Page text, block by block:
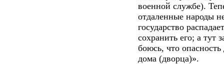
военной службе).
отдаленные народы
государство
сохранить его; а тут
боюсь, что
дома (дворца)».